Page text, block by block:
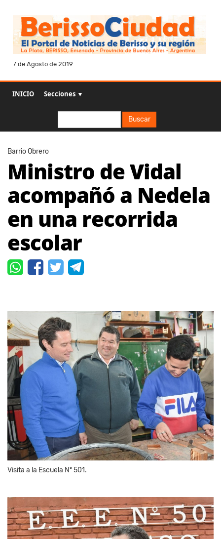
7 de Agosto de 2019
INICIO Secciones ▼
Buscar
Barrio Obrero
Ministro de Vidal
acompañó a Nedela
en una recorrida
escolar
Visita a la Escuela Nº 501.